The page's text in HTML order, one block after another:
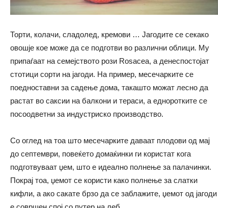
Торти, колачи, сладолед, кремови … Јагодите се секако
овошје кое може да се подготви во различни облици. Му
припаѓаат на семејството рози Rosacea, а денеспостојат
стотици сорти на јагоди. На пример, месечарките се
поедноставни за садење дома, такашто можат лесно да
растат во саксии на балкони и тераси, а едноротките се
посоодветни за индустриско производство.
Со оглед на тоа што месечарките даваат плодови од мај
до септември, повеќето домаќинки ги користат кога
подготвуваат џем, што е идеално полнење за палачинки.
Покрај тоа, џемот се користи како полнење за слатки
кифли, а ако сакате брзо да се заблажите, џемот од јагоди